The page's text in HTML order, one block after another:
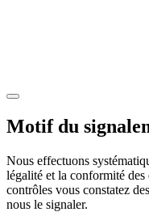
Motif du
Nous effectuons
légalité et la conformité
contrôles vous constatez
nous le signaler.